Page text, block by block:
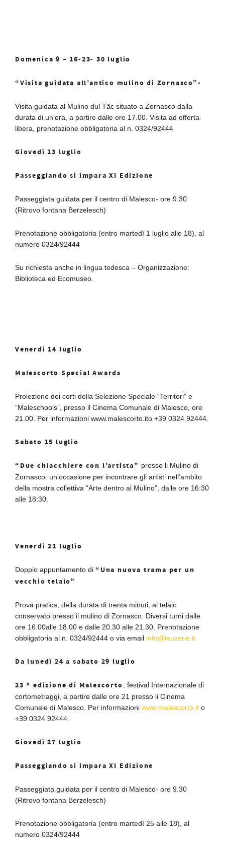
Domenica 9 – 16-23- 30 luglio
“Visita guidata all’antico mulino di Zornasco”-
Visita guidata al Mulino dul Tãc situato a Zornasco dalla
durata di un’ora, a partire dalle ore 17.00. Visita ad offerta
libera, prenotazione obbligatoria al n. 0324/92444
Giovedì 13 luglio
Passeggiando si impara XI Edizione
Passeggiata guidata per il centro di Malesco- ore 9.30
(Ritrovo fontana Berzelesch)
Prenotazione obbligatoria (entro martedì 1 luglio alle 18), al
numero 0324/92444
Su richiesta anche in lingua tedesca – Organizzazione:
Biblioteca ed Ecomuseo.
Venerdì 14 luglio
Malescorto Special Awards
Proiezione dei corti della Selezione Speciale “Territori” e
“Maleschools”, presso il Cinema Comunale di Malesco, ore
21.00. Per informazioni www.malescorto.ito +39 0324 92444.
Sabato 15 luglio
“Due chiacchiere con l’artista” presso li Mulino di
Zornasco: un’occasione per incontrare gli artisti nell’ambito
della mostra collettiva “Arte dentro al Mulino”, dalle ore 16:30
alle 18:30.
Venerdì 21 luglio
Doppio appuntamento di “Una nuova trama per un
vecchio telaio”
Prova pratica, della durata di trenta minuti, al telaio
conservato presso il mulino di Zornasco. Diversi turni dalle
ore 16.00alle 18.00 e dalle 20.30 alle 21.30. Prenotazione
obbligatoria al n. 0324/92444 o via email info@leuzerie.it
Da lunedì 24 a sabato 29 luglio
23 ^ edizione di Malescorto
, festival Internazionale di
cortometraggi, a partire dalle ore 21 presso li Cinema
Comunale di Malesco. Per informazioni www.malescorto.it o
+39 0324 92444.
Giovedì 27 luglio
Passeggiando si impara XI Edizione
Passeggiata guidata per il centro di Malesco- ore 9.30
(Ritrovo fontana Berzelesch)
Prenotazione obbligatoria (entro martedì 25 alle 18), al
numero 0324/92444